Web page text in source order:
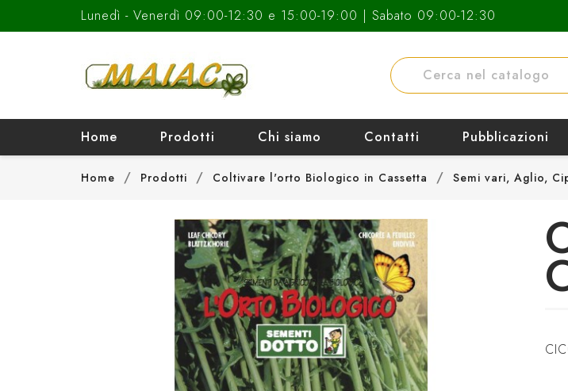
Lunedì - Venerdì 09:00-12:30 e 15:00-19:00 | Sabato 09:00-12:30
Home Prodotti Chi siamo Contatti Pubblicazioni
Home Prodotti Coltivare l'orto Biologico in Cassetta Semi vari, Aglio,